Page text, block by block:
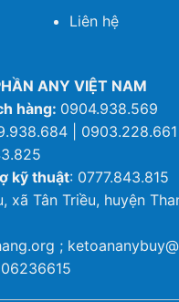
Liên hệ
ANY VIỆT NAM
hàng: 0904.938.569
| 0903.228.661 |
kỹ thuật: 0777.843.815
xã Tân Triều, huyện
;